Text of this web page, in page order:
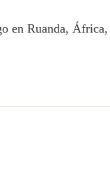
en Ruanda,